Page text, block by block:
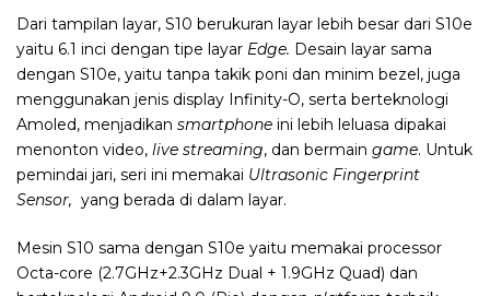
Dari tampilan layar, S10 berukuran layar lebih besar dari S10e
yaitu 6.1 inci dengan tipe layar Edge. Desain layar sama
dengan S10e, yaitu tanpa takik poni dan minim bezel, juga
menggunakan jenis display Infinity-O, serta berteknologi
Amoled, menjadikan smartphone ini lebih leluasa dipakai
menonton video, live streaming, dan bermain game. Untuk
pemindai jari, seri ini memakai Ultrasonic Fingerprint
Sensor, yang berada di dalam layar.
Mesin S10 sama dengan S10e yaitu memakai processor
Octa-core (2.7GHz+2.3GHz Dual + 1.9GHz Quad) dan